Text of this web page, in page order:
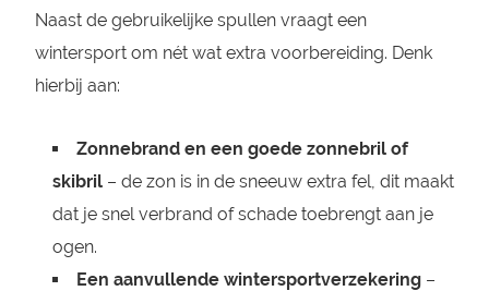
Naast de gebruikelijke spullen vraagt een
wintersport om nét wat extra voorbereiding. Denk
hierbij aan:
Zonnebrand en een goede zonnebril of
skibril– de zon is in de sneeuw extra fel, dit maakt
dat je snel verbrand of schade toebrengt aan je
ogen.
Een aanvullende wintersportverzekering–